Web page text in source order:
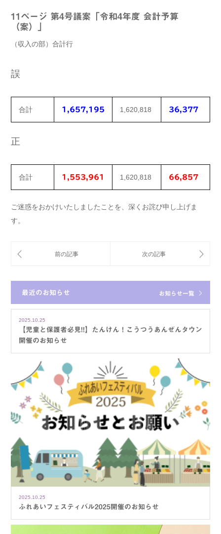
11ページ 第4号議案「令和4年度 会計予算
（案）」
（収入の部）合計行
誤
合計 1,657,195 1,620,818 36,377
正
合計 1,553,961 1,620,818 66,857
ご迷惑をおかけいたしましたことを、深くお詫び申し上げま
す。
最近のお知らせ お知らせ一覧
2025.10.25
【児童と保護者必見!!】たんけん！こうつうあんぜんタウン
開催のお知らせ
2025.10.25
ふれあいフェスティバル2025開催のお知らせ